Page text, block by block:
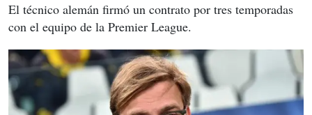
El técnico alemán firmó un contrato por tres temporadas
con el equipo de la Premier League.